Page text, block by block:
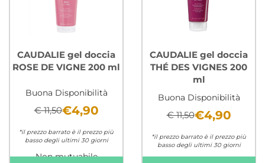
CAUDALIE gel doccia
ROSE DE VIGNE 200 ml
Buona Disponibilità
€ 11,50€4,90
*il prezzo barrato è il prezzo più
basso degli ultimi 30 giorni
Non mutuabile
CAUDALIE gel doccia
THÉ DES VIGNES 200
ml
Buona Disponibilità
€ 11,50€4,90
*il prezzo barrato è il prezzo più
basso degli ultimi 30 giorni